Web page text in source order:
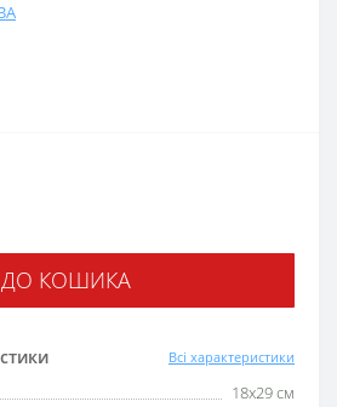
Всі характеристики
18x29 см
ДО КОШИКА